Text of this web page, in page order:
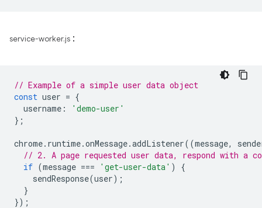
service-worker.js :
// Example of a simple user data object
const user = {
username :
'demo-user'
};
chrome. runtime.onMessage.addListener((message,
// 2. A page requested user data, respond with a
if (message === 'get-user-data' )
{
sendResponse(user);
}
});